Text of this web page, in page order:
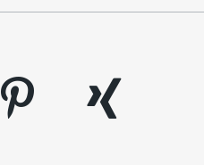
pinterest
xing